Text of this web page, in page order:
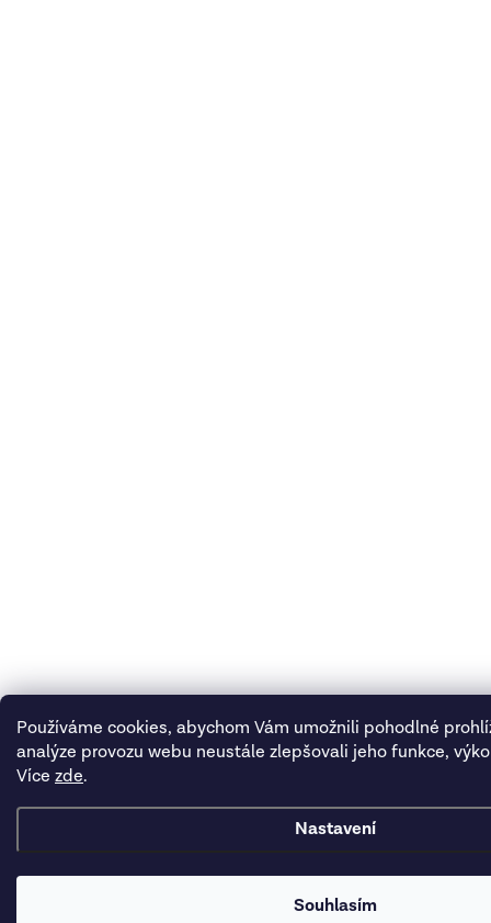
Používáme cookies, abychom Vám umožnili pohodlné
analýze provozu webu neustále zlepšovali jeho funkce,
Více zde.
Nastavení
Souhlasím